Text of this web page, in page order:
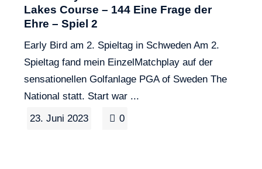
Lakes Course – 144 Eine Frage der
Ehre – Spiel 2
Early Bird am 2. Spieltag in Schweden Am 2.
Spieltag fand mein EinzelMatchplay auf der
sensationellen Golfanlage PGA of Sweden The
National statt. Start war ...
23. Juni 2023
0